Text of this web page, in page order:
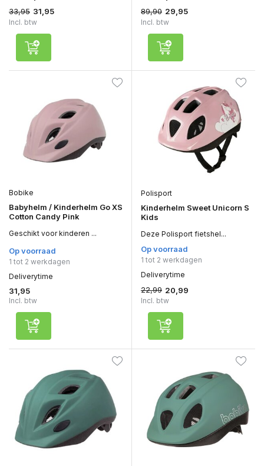
33,95 31,95
Incl. btw
89,90 29,95
Incl. btw
Bobike
Babyhelm / Kinderhelm Go XS
Cotton Candy Pink
Geschikt voor kinderen ...
Op voorraad
1 tot 2 werkdagen
Deliverytime
31,95
Incl. btw
Polisport
Kinderhelm Sweet Unicorn S
Kids
Deze Polisport fietshel...
Op voorraad
1 tot 2 werkdagen
Deliverytime
22,99 20,99
Incl. btw